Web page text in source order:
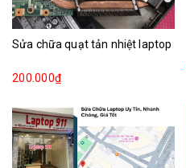
Sửa chữa quạt tản nhiệt laptop
200.000₫